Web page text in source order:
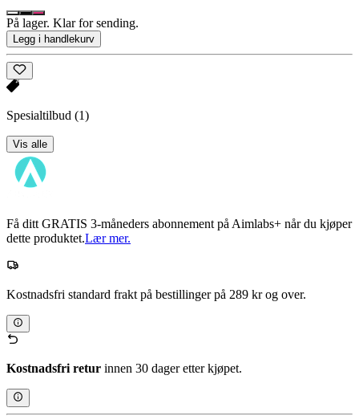
På lager. Klar for sending.
Legg i handlekurv
Spesialtilbud (1)
Vis alle
Få ditt GRATIS 3-måneders abonnement på Aimlabs+ når du kjøper
dette produktet.Lær mer.
Kostnadsfri standard frakt på bestillinger på 289 kr og over.
Kostnadsfri retur innen 30 dager etter kjøpet.